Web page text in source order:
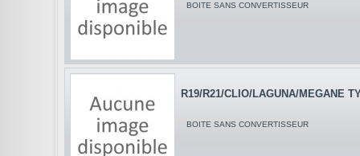
BOITE SANS CONVERTISSEUR
R19/R21/CLIO/LAGUNA/MEGANE
BOITE SANS CONVERTISSEUR